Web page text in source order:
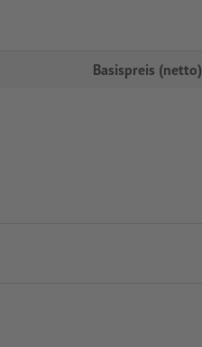
Basispreis (netto)